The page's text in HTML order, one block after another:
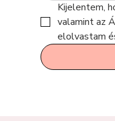
Kijelentem,
valamint az
elolvastam